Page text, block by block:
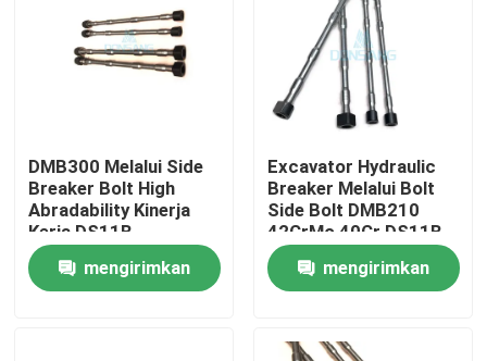
DMB300 Melalui Side
Breaker Bolt High
Abradability Kinerja
Kerja DS11B
mengirimkan
Excavator Hydraulic
Breaker Melalui Bolt
Side Bolt DMB210
42CrMo 40Cr DS11B
mengirimkan